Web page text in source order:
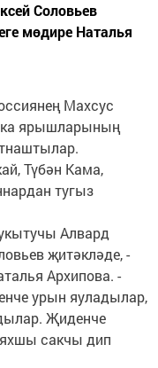
Соловьев
мөдире Наталья
Махсус
ярышларының
Түбән Кама,
тугыз
Алвард
җитәкләде, -
Архипова. -
урын яуладылар,
Җиденче
сакчы дип